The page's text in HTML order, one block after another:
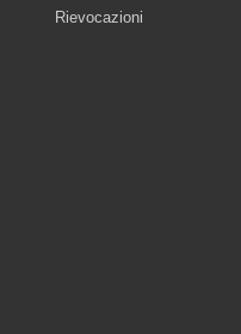
Rievocazioni